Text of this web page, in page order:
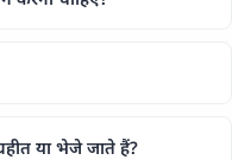
या भेजे जाते हैं?